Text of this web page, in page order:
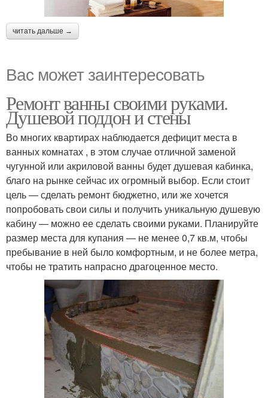
читать дальше →
Вас может заинтересовать
Ремонт ванны своими руками.
Душевой поддон и стены
Во многих квартирах наблюдается дефицит места в
ванных комнатах , в этом случае отличной заменой
чугунной или акриловой ванны будет душевая кабинка,
благо на рынке сейчас их огромный выбор. Если стоит
цель — сделать ремонт бюджетно, или же хочется
попробовать свои силы и получить уникальную душевую
кабину — можно ее сделать своими руками. Планируйте
размер места для купания — не менее 0,7 кв.м, чтобы
пребывание в ней было комфортным, и не более метра,
чтобы не тратить напрасно драгоценное место.